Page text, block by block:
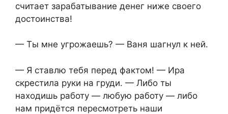
считает зарабатывание денег ниже своего
достоинства!
— Ты мне угрожаешь? — Ваня шагнул к ней.
— Я ставлю тебя перед фактом! — Ира
скрестила руки на груди. — Либо ты
находишь работу — любую работу — либо
нам придётся пересмотреть наши